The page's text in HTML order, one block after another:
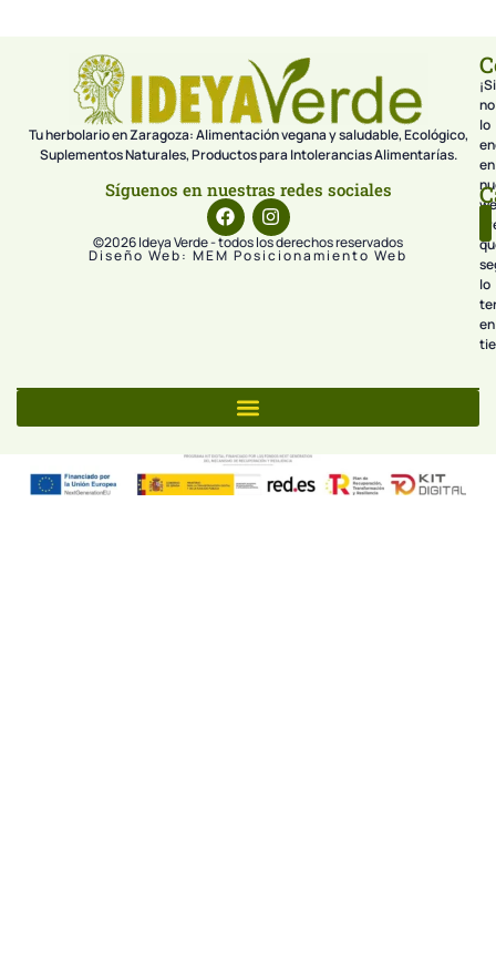
Tu herbolario en Zaragoza: Alimentación vegana y saludable, Ecológico,
Suplementos Naturales, Productos para Intolerancias Alimentarías.
Síguenos en nuestras redes sociales
©2026 Ideya Verde - todos los derechos reservados
Diseño Web: MEM Posicionamiento Web
¡Si
no
lo
en
lo
en